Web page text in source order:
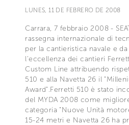
LUNES, 11 DE FEBRERO DE 2008
Carrara, 7 febbraio 2008 -
rassegna internazionale di
per la cantieristica navale e
l'eccellenza dei cantieri
Custom Line attribuendo
510 e alla Navetta 26 il
Award".Ferretti 510 è stato
del MYDA 2008 come
categoria "Nuove Unità
15-24 metri e Navetta 26 ha